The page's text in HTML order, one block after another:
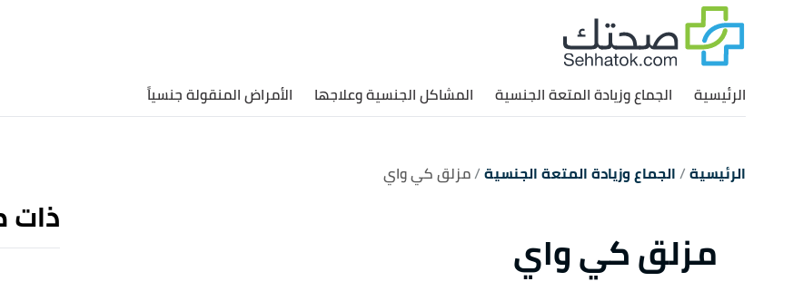
الرئيسية الجماع وزيادة المتعة الجنسية المشاكل الجنسية وعلاجها الأمراض المنقولة جنسياً
الرئيسية الجماع وزيادة المتعة الجنسية مزلق كي واي
مزلق كي واي
ذات